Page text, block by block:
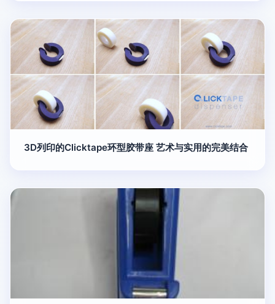
3D列印的Clicktape环型胶带座 艺术与实用的完美结合